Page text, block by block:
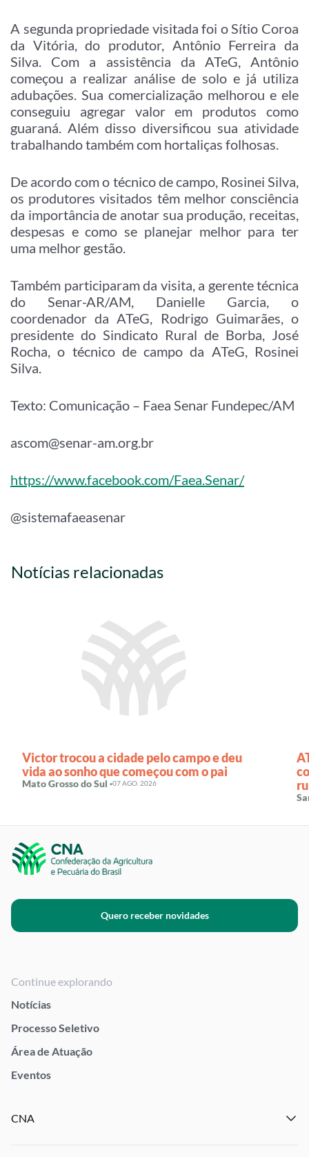
A segunda propriedade visitada foi o Sítio Coroa
da Vitória, do produtor, Antônio Ferreira da
Silva. Com a assistência da ATeG, Antônio
começou a realizar análise de solo e já utiliza
adubações. Sua comercialização melhorou e ele
conseguiu agregar valor em produtos como
guaraná. Além disso diversificou sua atividade
trabalhando também com hortaliças folhosas.
De acordo com o técnico de campo, Rosinei Silva,
os produtores visitados têm melhor consciência
da importância de anotar sua produção, receitas,
despesas e como se planejar melhor para ter
uma melhor gestão.
Também participaram da visita, a gerente técnica
do Senar-AR/AM, Danielle Garcia, o
coordenador da ATeG, Rodrigo Guimarães, o
presidente do Sindicato Rural de Borba, José
Rocha, o técnico de campo da ATeG, Rosinei
Silva.
Texto: Comunicação – Faea Senar Fundepec/AM
ascom@senar-am.org.br
https://www.facebook.com/Faea.Senar/
@sistemafaeasenar
Notícias relacionadas
Victor trocou a cidade pelo campo e deu
vida ao sonho que começou com o pai
Mato Grosso do Sul ·07 AGO. 2026
Quero receber novidades
Continue explorando
Notícias
Processo Seletivo
Área de Atuação
Eventos
CNA